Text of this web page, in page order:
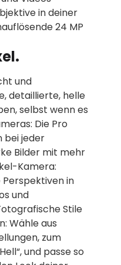
in deiner
24 MP
und
detaillierte, helle
selbst wenn es
Die Pro
bei jeder
Bilder mit mehr
Kamera:
in
und
Stile
Wähle aus
zum
und passe so